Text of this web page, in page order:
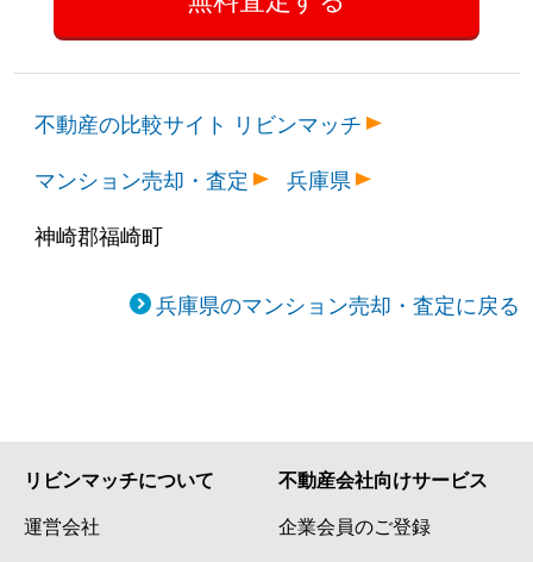
不動産の比較サイト リビンマッチ
マンション売却・査定
兵庫県
神崎郡福崎町
兵庫県のマンション売却・査定に戻る
リビンマッチについて
運営会社
不動産会社向けサービス
企業会員のご登録